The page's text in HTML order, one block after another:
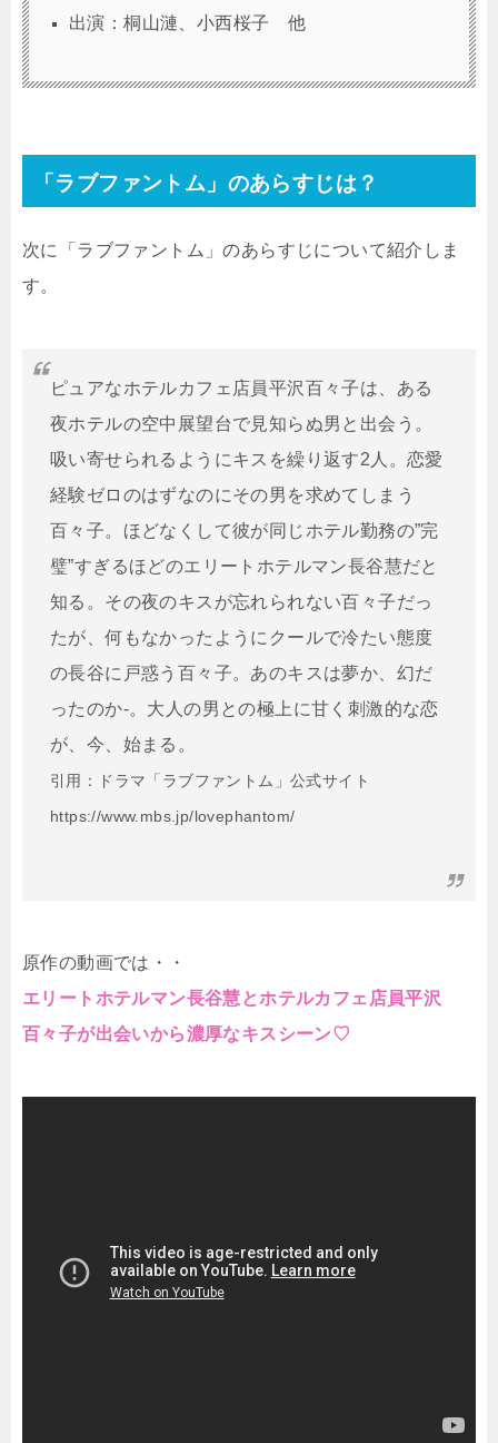
出演：桐山漣、小西桜子 他
「ラブファントム」のあらすじは？
次に「ラブファントム」のあらすじについて紹介しま
す。
ピュアなホテルカフェ店員平沢百々子は、ある
夜ホテルの空中展望台で見知らぬ男と出会う。
吸い寄せられるようにキスを繰り返す2人。恋愛
経験ゼロのはずなのにその男を求めてしまう
百々子。ほどなくして彼が同じホテル勤務の”完
璧”すぎるほどのエリートホテルマン長谷慧だと
知る。その夜のキスが忘れられない百々子だっ
たが、何もなかったようにクールで冷たい態度
の長谷に戸惑う百々子。あのキスは夢か、幻だ
ったのか-。大人の男との極上に甘く刺激的な恋
が、今、始まる。
引用：ドラマ「ラブファントム」公式サイト
https://www.mbs.jp/lovephantom/
原作の動画では・・
エリートホテルマン長谷慧とホテルカフェ店員平沢
百々子が出会いから濃厚なキスシーン♡